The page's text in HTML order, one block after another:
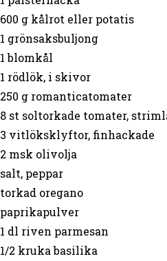
600 gkålrot eller potatis
1 grönsaksbuljong
1 blomkål
1 rödlök, i skivor
250 gromanticatomater
8st soltorkade tomater,
3 vitlöksklyftor, finhackade
2 msk olivolja
salt, peppar
torkad oregano
paprikapulver
1 dl riven parmesan
1/2 kruka basilika